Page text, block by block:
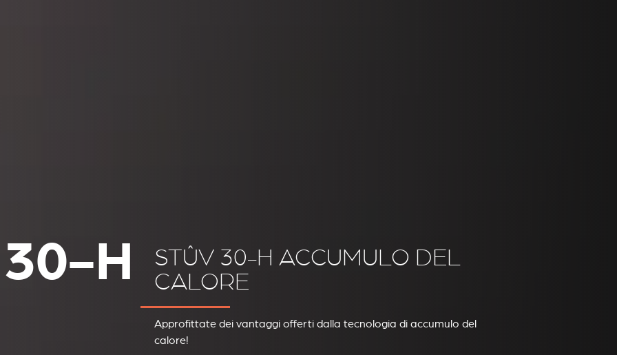
H
STÛV 30-H ACCUMULO DEL
CALORE
Approfittate dei vantaggi offerti dalla tecnologia di accumulo del
calore!